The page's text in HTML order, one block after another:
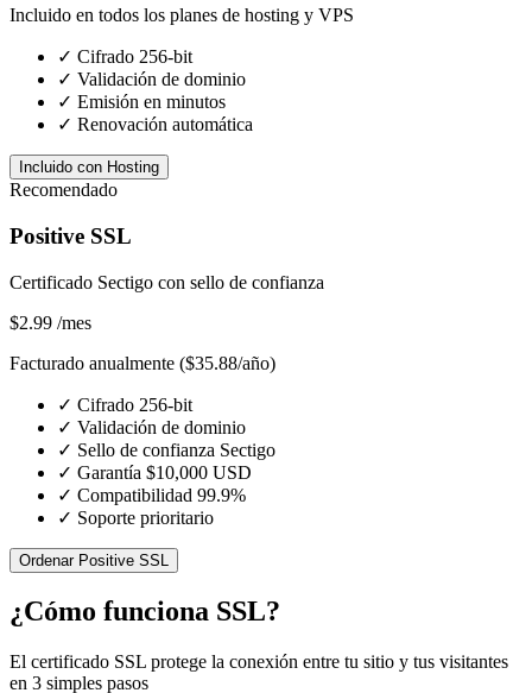
Incluido en todos los planes de hosting y VPS
✓ Cifrado 256-bit
✓ Validación de dominio
✓ Emisión en minutos
✓ Renovación automática
Incluido con Hosting
Recomendado
Positive SSL
Certificado Sectigo con sello de confianza
$2.99 /mes
Facturado anualmente ($35.88/año)
✓ Cifrado 256-bit
✓ Validación de dominio
✓ Sello de confianza Sectigo
✓ Garantía $10,000 USD
✓ Compatibilidad 99.9%
✓ Soporte prioritario
Ordenar Positive SSL
¿Cómo funciona SSL?
El certificado SSL protege la conexión entre tu sitio y tus visitantes
en 3 simples pasos